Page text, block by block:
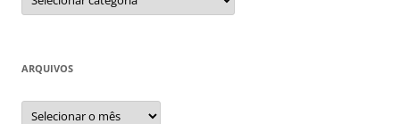
ARQUIVOS
Arquivos